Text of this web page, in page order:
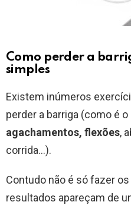
Como perder a
simples
Existem inúmeros
perder a barriga (como é
agachamentos, flexões,
corrida…).
Contudo não é só fazer
resultados apareçam de